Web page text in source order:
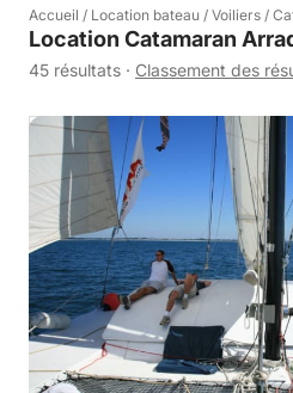
Accueil / Location bateau / Voiliers /
Location Catamaran
45 résultats · Classement des